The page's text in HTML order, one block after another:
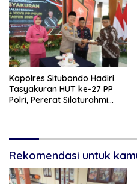
Kapolres Situbondo Hadiri
Tasyakuran HUT ke-27 PP
Polri, Pererat Silaturahmi
Rekomendasi untuk